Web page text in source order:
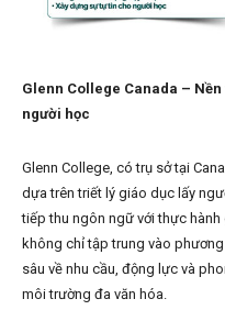
Glenn College Canada – Nền
người học
Glenn College, có trụ sở tại
dựa trên triết lý giáo dục lấy
tiếp thu ngôn ngữ với thực
không chỉ tập trung vào
sâu về nhu cầu, động lực và
môi trường đa văn hóa.